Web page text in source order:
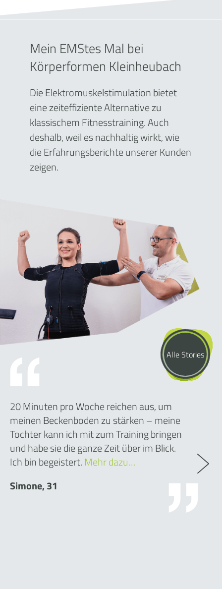
Mein EMStes Mal bei
Körperformen Kleinheubach
Die Elektromuskelstimulation bietet
eine zeiteffiziente Alternative zu
klassischem Fitnesstraining. Auch
deshalb, weil es nachhaltig wirkt, wie
die Erfahrungsberichte unserer Kunden
zeigen.
Alle Stories
20 Minuten pro Woche reichen aus, um
meinen Beckenboden zu stärken – meine
Tochter kann ich mit zum Training bringen
und habe sie die ganze Zeit über im Blick.
Ich bin begeistert.Mehr dazu…
Simone, 31